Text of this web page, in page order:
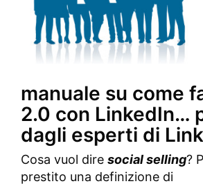
manuale su come
2.0 con LinkedIn…
dagli esperti di
Cosa vuol dire social selling?
prestito una definizione di